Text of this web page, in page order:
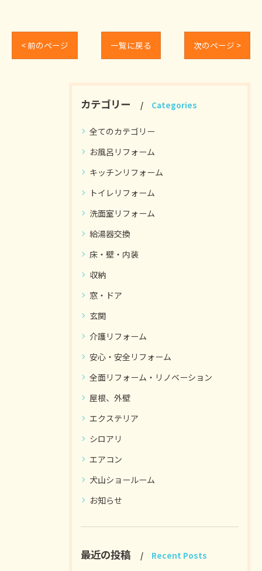
< 前のページ 一覧に戻る 次のページ >
カテゴリー Categories
全てのカテゴリー
お風呂リフォーム
キッチンリフォーム
トイレリフォーム
洗面室リフォーム
給湯器交換
床・壁・内装
収納
窓・ドア
玄関
介護リフォーム
安心・安全リフォーム
全面リフォーム・リノベーション
屋根、外壁
エクステリア
シロアリ
エアコン
犬山ショールーム
お知らせ
最近の投稿 Recent Posts